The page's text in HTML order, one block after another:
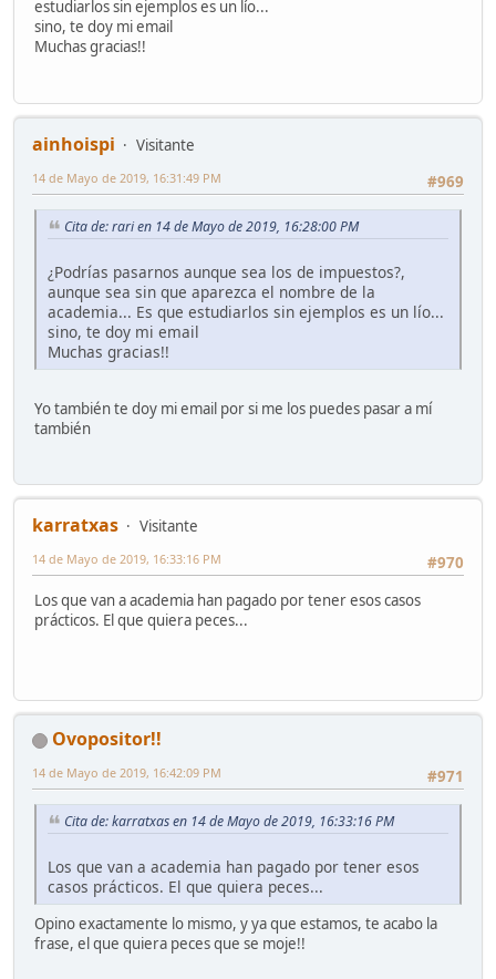
estudiarlos sin ejemplos es un lío...
sino, te doy mi email
Muchas gracias!!
ainhoispi
Visitante
#969
14 de Mayo de 2019, 16:31:49 PM
Cita de: rari en 14 de Mayo de 2019, 16:28:00 PM
¿Podrías pasarnos aunque sea los de impuestos?,
aunque sea sin que aparezca el nombre de la
academia... Es que estudiarlos sin ejemplos es un lío...
sino, te doy mi email
Muchas gracias!!
Yo también te doy mi email por si me los puedes pasar a mí
también
karratxas
Visitante
#970
14 de Mayo de 2019, 16:33:16 PM
Los que van a academia han pagado por tener esos casos
prácticos. El que quiera peces...
Ovopositor!!
#971
14 de Mayo de 2019, 16:42:09 PM
Cita de: karratxas en 14 de Mayo de 2019, 16:33:16 PM
Los que van a academia han pagado por tener esos
casos prácticos. El que quiera peces...
Opino exactamente lo mismo, y ya que estamos, te acabo la
frase, el que quiera peces que se moje!!